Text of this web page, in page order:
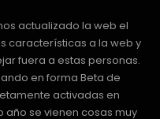
actualizado la web el
características a la web y
fuera a estas personas.
en forma Beta de
activadas en
se vienen cosas muy